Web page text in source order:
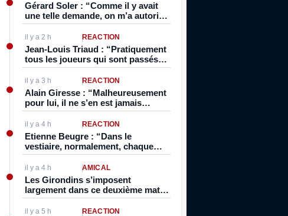
Gérard Soler : “Comme il y avait
une telle demande, on m’a autorisé
à signer professionnel directement.
Normalement, on était stagiaire et
pro après”
il y a 2 h RÉACTION
Jean-Louis Triaud : “Pratiquement
tous les joueurs qui sont passés
par Bordeaux se sont intéressés au
vin”
il y a 3 h RÉACTION
Alain Giresse : “Malheureusement
pour lui, il ne s’en est jamais
remis…”
il y a 4 h RÉACTION
Etienne Beugre : “Dans le
vestiaire, normalement, chaque
joueur a sa photo collée à sa place.
Pour moi, ils ont décollé la
photo…”
il y a 4 h AMICAL
Les Girondins s’imposent
largement dans ce deuxième match
de préparation
il y a 5 h RÉACTION